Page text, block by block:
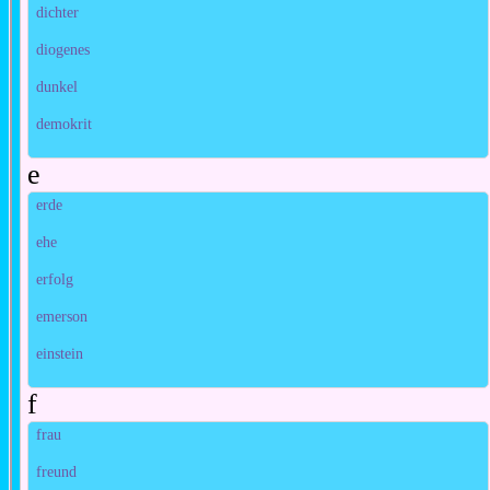
dichter
diogenes
dunkel
demokrit
e
erde
ehe
erfolg
emerson
einstein
f
frau
freund